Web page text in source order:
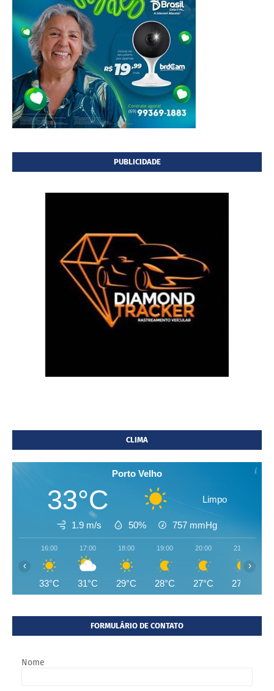
PUBLICIDADE
CLIMA
Porto Velho
33°C Limpo
1.9 m/s 50% 757 mmHg
16:00
33°C
17:00
31°C
18:00
29°C
19:00
28°C
20:00
27°C
21:00
27°C
‹ ›
FORMULÁRIO DE CONTATO
Nome